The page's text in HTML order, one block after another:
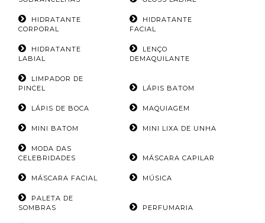
HIDRATANTE
CORPORAL
HIDRATANTE
FACIAL
HIDRATANTE
LABIAL
LENÇO
DEMAQUILANTE
LIMPADOR DE
PINCEL
LÁPIS BATOM
LÁPIS DE BOCA MAQUIAGEM
MINI BATOM MINI LIXA DE UNHA
MODA DAS
CELEBRIDADES
MÁSCARA CAPILAR
MÁSCARA FACIAL MÚSICA
PALETA DE
SOMBRAS
PERFUMARIA